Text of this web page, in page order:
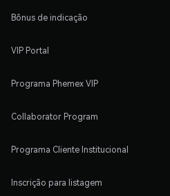
Bônus de indicação
VIP Portal
Programa Phemex VIP
Collaborator Program
Programa Cliente Institucional
Inscrição para listagem